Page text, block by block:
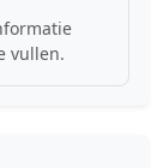
vullen.